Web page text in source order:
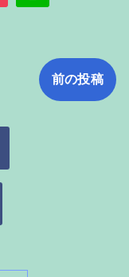
前の投稿